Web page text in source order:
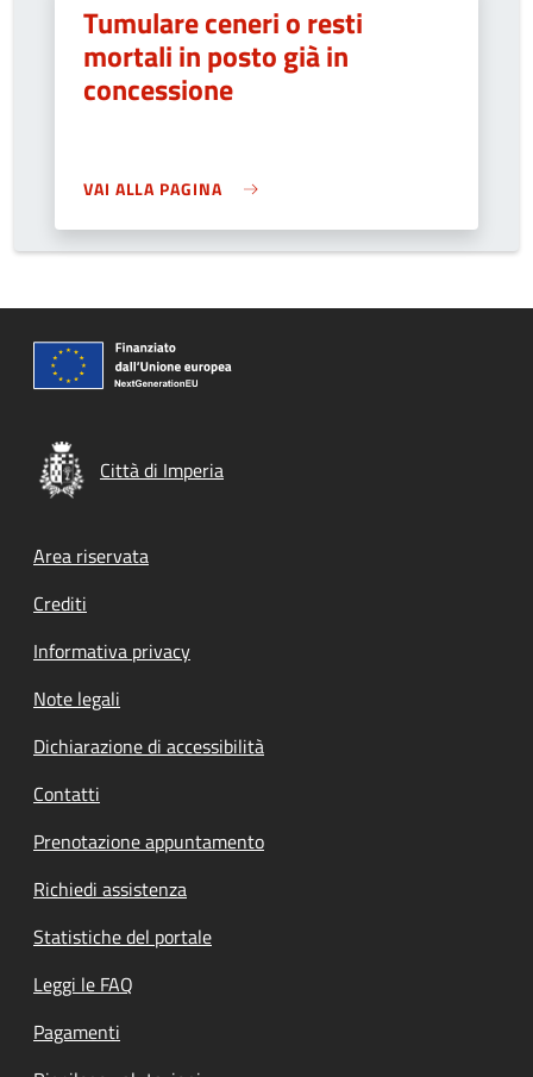
Tumulare ceneri o resti
mortali in posto già in
concessione
VAI ALLA PAGINA
Città di Imperia
Footer menu
Area riservata
Crediti
Informativa privacy
Note legali
Dichiarazione di accessibilità
Contatti
Prenotazione appuntamento
Richiedi assistenza
Statistiche del portale
Leggi le FAQ
Pagamenti